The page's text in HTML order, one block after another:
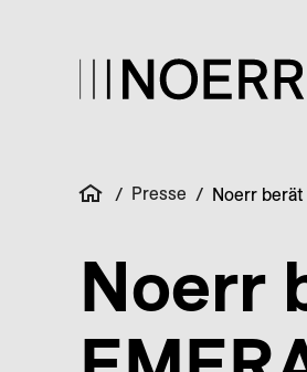
/ Presse / Noerr
Noerr